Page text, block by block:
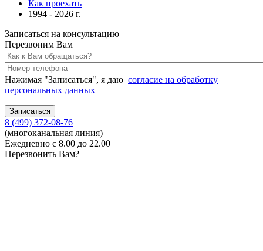
Как проехать
1994 - 2026 г.
Записаться на консультацию
Перезвоним Вам
Нажимая "Записаться", я даю согласие на обработку
персональных данных
8 (499) 372-08-76
(многоканальная линия)
Ежедневно с 8.00 до 22.00
Перезвонить Вам?